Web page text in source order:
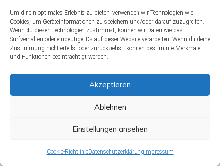
Um dir ein optimales Erlebnis zu bieten, verwenden wir Technologien wie
Cookies, um Geräteinformationen zu speichern und/oder darauf zuzugreifen.
Wenn du diesen Technologien zustimmst, können wir Daten wie das
Surfverhalten oder eindeutige IDs auf dieser Website verarbeiten. Wenn du deine
Zustimmung nicht erteilst oder zurückziehst, können bestimmte Merkmale
und Funktionen beeinträchtigt werden.
Akzeptieren
Ablehnen
Einstellungen ansehen
Cookie-RichtlinieDatenschutzerklärung Impressum
Natron ist ein wahres Wundermittel, wenn es um
die Reinigung deiner Waschmaschine geht. Es hilft
gleichzeitig zu entkalken. Befülle das